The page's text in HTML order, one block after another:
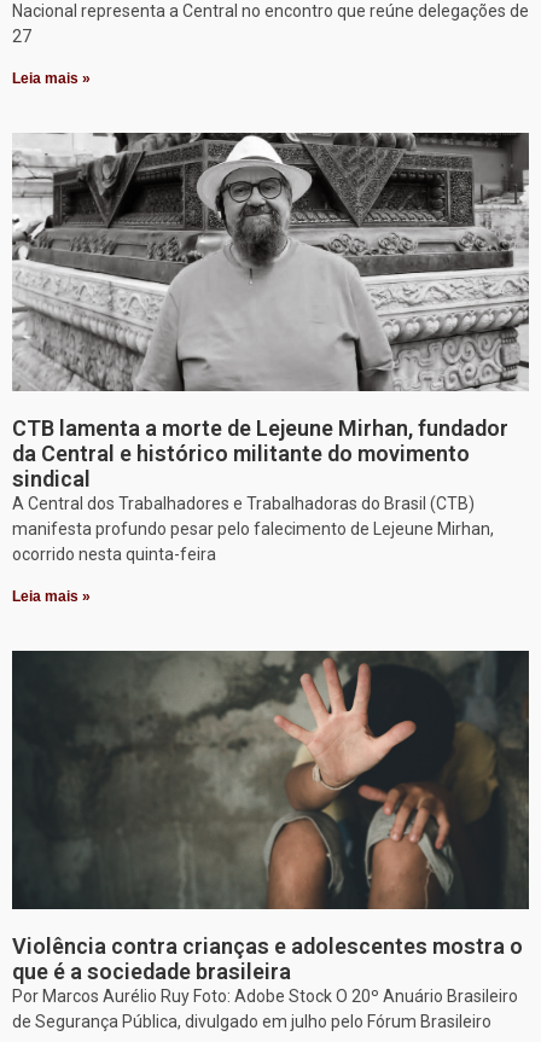
Nacional representa a Central no encontro que reúne delegações de
27
Leia mais »
CTB lamenta a morte de Lejeune Mirhan, fundador
da Central e histórico militante do movimento
sindical
A Central dos Trabalhadores e Trabalhadoras do Brasil (CTB)
manifesta profundo pesar pelo falecimento de Lejeune Mirhan,
ocorrido nesta quinta-feira
Leia mais »
Violência contra crianças e adolescentes mostra o
que é a sociedade brasileira
Por Marcos Aurélio Ruy Foto: Adobe Stock O 20º Anuário Brasileiro
de Segurança Pública, divulgado em julho pelo Fórum Brasileiro